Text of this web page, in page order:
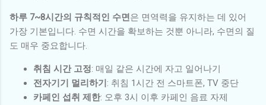
하루 7~8시간의 규칙적인 수면 은 면역력을 유지하는 데 있어
가장 기본입니다. 수면 시간을 확보하는 것뿐 아니라, 수면의 질
도 매우 중요합니다.
취침 시간 고정: 매일 같은 시간에 자고 일어나기
전자기기 멀리하기 : 취침 1시간 전 스마트폰, TV 중단
카페인 섭취 제한: 오후 3시 이후 카페인 음료 자제